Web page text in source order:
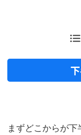
まずどこからが